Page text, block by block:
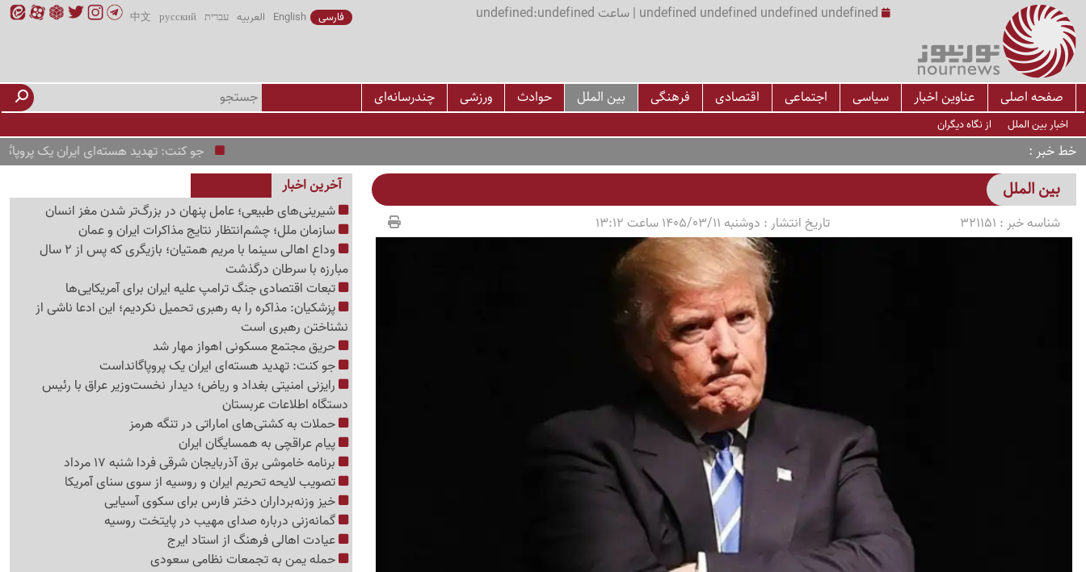
undefined undefined undefined undefined | ساعت undefined:undefined فارسی English العربیه עברית русский
中文
صفحه اصلی عناوین اخبار سیاسی اجتماعی اقتصادی فرهنگی بین الملل حوادث ورزشی چندرسانه‌ای
اخبار بین الملل از نگاه دیگران
خط خبر جو کنت: تهدید هسته‌ای ایران یک پروپاگانداست
بین الملل
شناسه خبر : 321151 تاریخ انتشار : دوشنبه 1405/03/11 ساعت 13:12
آخرین اخبار
شیرینی‌های طبیعی؛ عامل پنهان در بزرگ‌تر شدن مغز انسان
سازمان ملل؛ چشم‌انتظار نتایج مذاکرات ایران و عمان
وداع اهالی سینما با مریم همتیان؛ بازیگری که پس از 2 سال
مبارزه با سرطان درگذشت
تبعات اقتصادی جنگ ترامپ علیه ایران برای آمریکایی‌ها
پزشکیان: مذاکره را به رهبری تحمیل نکردیم؛ این ادعا ناشی از
نشناختن رهبری است
حریق مجتمع مسکونی اهواز مهار شد
جو کنت: تهدید هسته‌ای ایران یک پروپاگانداست
رایزنی امنیتی بغداد و ریاض؛ دیدار نخست‌وزیر عراق با رئیس
دستگاه اطلاعات عربستان
حملات به کشتی‌های اماراتی در تنگه هرمز
پیام عراقچی به همسایگان ایران
برنامه خاموشی برق آذربایجان شرقی فردا شنبه 17 مرداد
تصویب لایحه تحریم ایران و روسیه از سوی سنای آمریکا
خیز وزنه‌برداران دختر فارس برای سکوی آسیایی
گمانه‌زنی درباره صدای مهیب در پایتخت روسیه
عیادت اهالی فرهنگ از استاد ایرج
حمله یمن به تجمعات نظامی سعودی